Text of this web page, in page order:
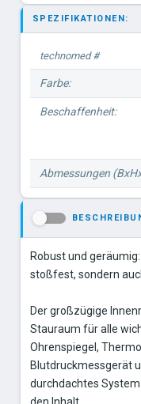
SPEZIFIKATIONEN:
technomed #
Farbe:
Beschaffenheit:
Abmessungen
Robust und
stoßfest, sondern
Der großzügige
Stauraum für alle
Ohrenspiegel,
Blutdruckmessgerät
durchdachtes